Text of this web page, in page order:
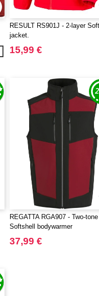
RESULT RS901J - 2-layer
jacket.
15,99 €
REGATTA RGA907 - Two-tone
Softshell bodywarmer
37,99 €